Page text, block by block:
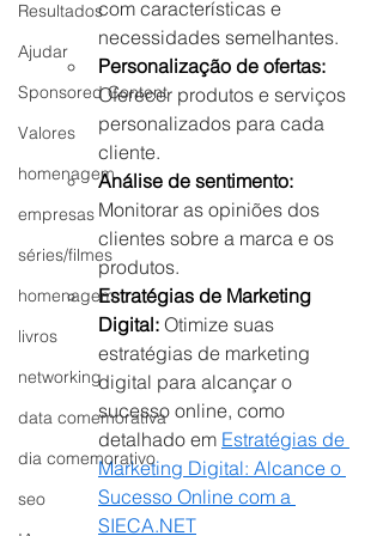
Resultados
Ajudar
Sponsored Content
Valores
homenagem
empresas
séries/filmes
homenagem
livros
networking
data comemorativa
dia comemorativo
seo
com características e
necessidades semelhantes.
Personalização de ofertas:
Oferecer produtos e serviços
personalizados para cada
cliente.
Análise de sentimento:
Monitorar as opiniões dos
clientes sobre a marca e os
produtos.
Estratégias de Marketing
Digital: Otimize suas
estratégias de marketing
digital para alcançar o
sucesso online, como
detalhado em Estratégias de
Marketing Digital: Alcance o
Sucesso Online com a
SIECA.NET